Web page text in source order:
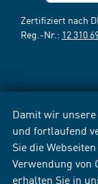
Damit wir
und fortlaufend
Sie die
Verwendung von
erhalten Sie in
Zertifiziert nach
Reg.-Nr.: 12 310